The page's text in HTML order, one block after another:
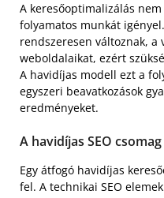
A keresőoptimalizálás
folyamatos munkát
rendszeresen változnak,
weboldalaikat, ezért
A havidíjas modell ezt a
egyszeri beavatkozások
eredményeket.
A havidíjas SEO
Egy átfogó havidíjas
fel. A technikai SEO